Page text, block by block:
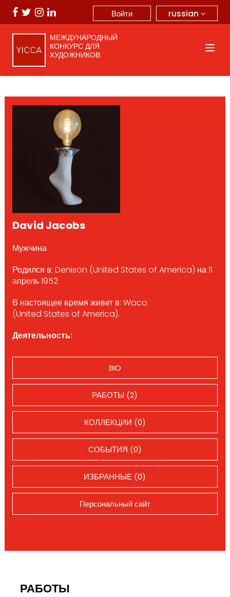
russian
Войти
МЕЖДУНАРОДНЫЙ
КОНКУРС ДЛЯ
ХУДОЖНИКОВ
David Jacobs
Мужчина
Родился в: Denison (United States of America) на 11
апрель 1952.
В настоящее время живет в: Waco
(United States of America).
Деятельность:
BIO
РАБОТЫ (2)
КОЛЛЕКЦИИ (0)
СОБЫТИЯ (0)
ИЗБРАННЫЕ (0)
Персональный сайт
РАБОТЫ